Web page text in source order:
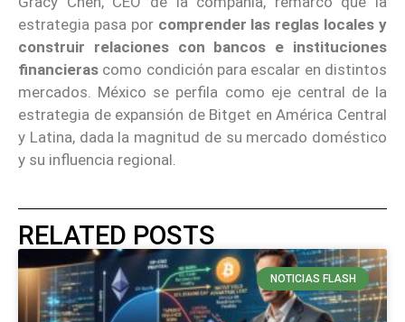
estrategia pasa por comprender las reglas locales y
construir relaciones con bancos e instituciones
financieras como condición para escalar en distintos
mercados. México se perfila como eje central de la
estrategia de expansión de Bitget en América Central
y Latina, dada la magnitud de su mercado doméstico
y su influencia regional.
RELATED POSTS
NOTICIAS FLASH